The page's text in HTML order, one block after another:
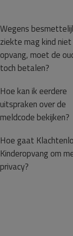
Wegens
ziekte mag kind
opvang, moet de
toch betalen?
Hoe kan ik eerdere
uitspraken over de
meldcode bekijken?
Hoe gaat
Kinderopvang om
privacy?